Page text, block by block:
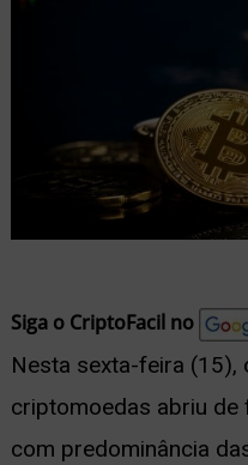
Siga o CriptoFacil no
Nesta sexta-feira (15),
criptomoedas abriu de
com predominância